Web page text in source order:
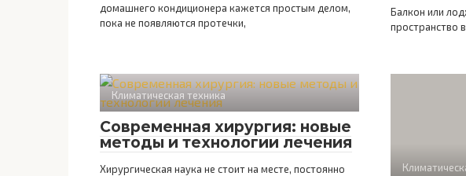
домашнего кондиционера кажется простым делом,
пока не появляются протечки,
Балкон или
пространство
Климатическая техника
Современная хирургия: новые
методы и технологии лечения
Хирургическая наука не стоит на месте, постоянно